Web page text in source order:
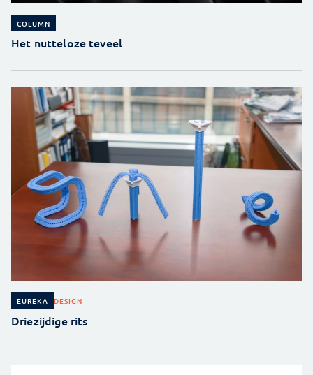
COLUMN
Het nutteloze teveel
EUREKA DESIGN
Driezijdige rits